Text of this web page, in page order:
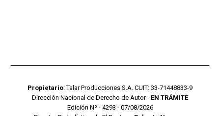
Propietario: Talar Producciones S.A. CUIT: 33-71448833-9
Dirección Nacional de Derecho de Autor - EN TRÁMITE
Edición Nº - 4293 - 07/08/2026